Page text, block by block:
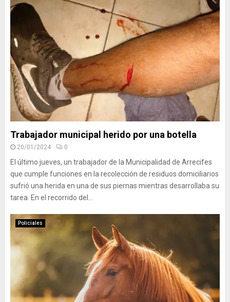
Trabajador municipal herido por una botella
20/01/2024 0
El último jueves, un trabajador de la Municipalidad de Arrecifes
que cumple funciones en la recolección de residuos domiciliarios
sufrió una herida en una de sus piernas mientras desarrollaba su
tarea. En el recorrido del...
Policiales